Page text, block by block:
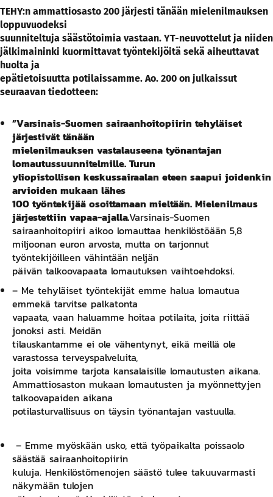
TEHY:n ammattiosasto 200 järjesti tänään mielenilmauksen
loppuvuodeksi
suunniteltuja säästötoimia vastaan. YT-neuvottelut ja niiden
jälkimaininki kuormittavat työntekijöitä sekä aiheuttavat
huolta ja
epätietoisuutta potilaissamme. Ao. 200 on julkaissut
seuraavan tiedotteen:
”Varsinais-Suomen sairaanhoitopiirin tehyläiset
järjestivät tänään
mielenilmauksen vastalauseena työnantajan
lomautussuunnitelmille. Turun
yliopistollisen keskussairaalan eteen saapui joidenkin
arvioiden mukaan lähes
100 työntekijää osoittamaan mieltään. Mielenilmaus
järjestettiin vapaa-ajalla.Varsinais-Suomen
sairaanhoitopiiri aikoo lomauttaa henkilöstöään 5,8
miljoonan euron arvosta, mutta on tarjonnut
työntekijöilleen vähintään neljän
päivän talkoovapaata lomautuksen vaihtoehdoksi.
– Me tehyläiset työntekijät emme halua lomautua
emmekä tarvitse palkatonta
vapaata, vaan haluamme hoitaa potilaita, joita riittää
jonoksi asti. Meidän
tilauskantamme ei ole vähentynyt, eikä meillä ole
varastossa terveyspalveluita,
joita voisimme tarjota kansalaisille lomautusten aikana.
Ammattiosaston mukaan lomautusten ja myönnettyjen
talkoovapaiden aikana
potilasturvallisuus on täysin työnantajan vastuulla.
– Emme myöskään usko, että työpaikalta poissaolo
säästää sairaanhoitopiirin
kuluja. Henkilöstömenojen säästö tulee takuuvarmasti
näkymään tulojen